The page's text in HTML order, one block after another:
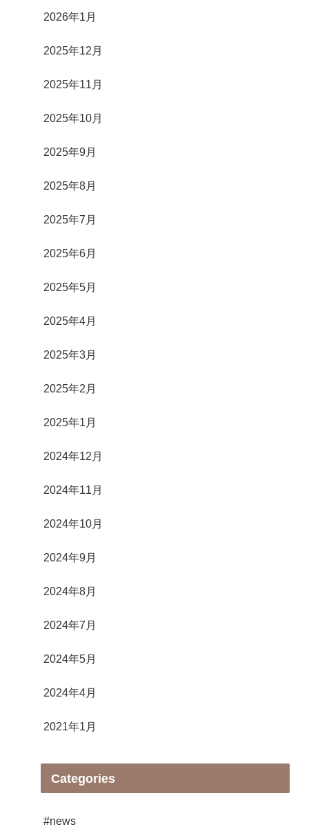
2026年1月
2025年12月
2025年11月
2025年10月
2025年9月
2025年8月
2025年7月
2025年6月
2025年5月
2025年4月
2025年3月
2025年2月
2025年1月
2024年12月
2024年11月
2024年10月
2024年9月
2024年8月
2024年7月
2024年5月
2024年4月
2021年1月
Categories
#news